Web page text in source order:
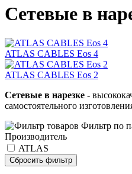
Сетевые в
ATLAS CABLES Eos 4
ATLAS CABLES Eos 2
Сетевые в нарезке -
самостоятельного
Фильтр по
Производитель
ATLAS
Сбросить фильтр